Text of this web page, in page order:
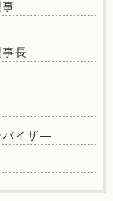
長
バイザ―